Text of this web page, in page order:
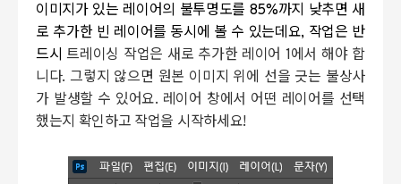
이미지가 있는 레이어의 불투명도를 85%까지 낮추면 새
로 추가한 빈 레이어를 동시에 볼 수 있는데요, 작업은 반
드시트레이싱 작업은 새로 추가한 레이어 1에서 해야 합
니다. 그렇지 않으면 원본 이미지 위에 선을 긋는 불상사
가 발생할 수 있어요. 레이어 창에서 어떤 레이어를 선택
했는지 확인하고 작업을 시작하세요!